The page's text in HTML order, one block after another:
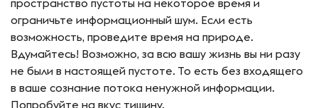
ограничьте информационный шум. Если есть
возможность, проведите время на природе.
Вдумайтесь! Возможно, за всю вашу жизнь вы ни разу
не были в настоящей пустоте. То есть без входящего
в ваше сознание потока ненужной информации.
Попробуйте на вкус тишину.